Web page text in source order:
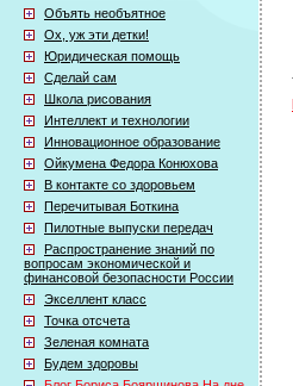
Объять необъятное
Ох, уж эти детки!
Юридическая помощь
Сделай сам
Школа рисования
Интеллект и технологии
Инновационное образование
Ойкумена Федора Конюхова
В контакте со здоровьем
Перечитывая Боткина
Пилотные выпуски передач
Распространение знаний по
вопросам экономической и
финансовой безопасности России
Экселлент класс
Точка отсчета
Зеленая комната
Будем здоровы